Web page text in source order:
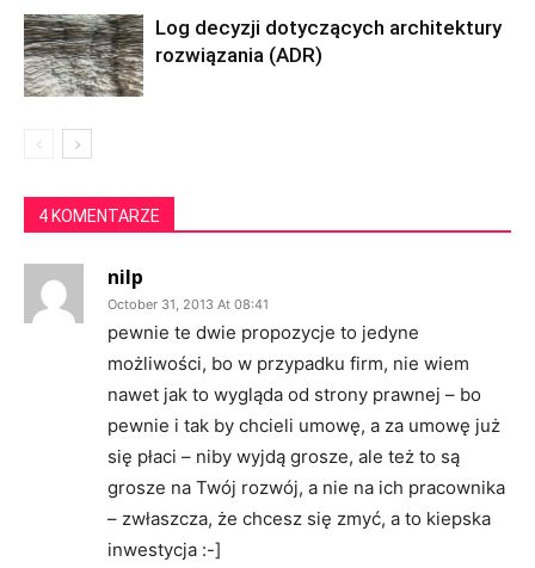
Log decyzji dotyczących architektury
rozwiązania (ADR)
4 KOMENTARZE
nilp
October 31, 2013 At 08:41
pewnie te dwie propozycje to jedyne
możliwości, bo w przypadku firm, nie wiem
nawet jak to wygląda od strony prawnej – bo
pewnie i tak by chcieli umowę, a za umowę już
się płaci – niby wyjdą grosze, ale też to są
grosze na Twój rozwój, a nie na ich pracownika
– zwłaszcza, że chcesz się zmyć, a to kiepska
inwestycja :-]